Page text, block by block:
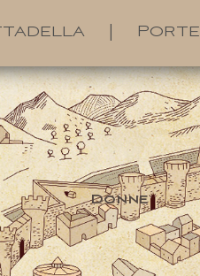
Porte
Donne